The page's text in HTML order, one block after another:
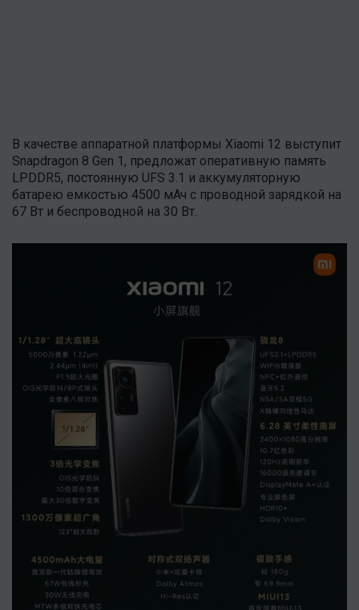
В качестве аппаратной платформы Xiaomi 12 выступит
Snapdragon 8 Gen 1, предложат оперативную память
LPDDR5, постоянную UFS 3.1 и аккумуляторную
батарею емкостью 4500 мАч с проводной зарядкой на
67 Вт и беспроводной на 30 Вт.